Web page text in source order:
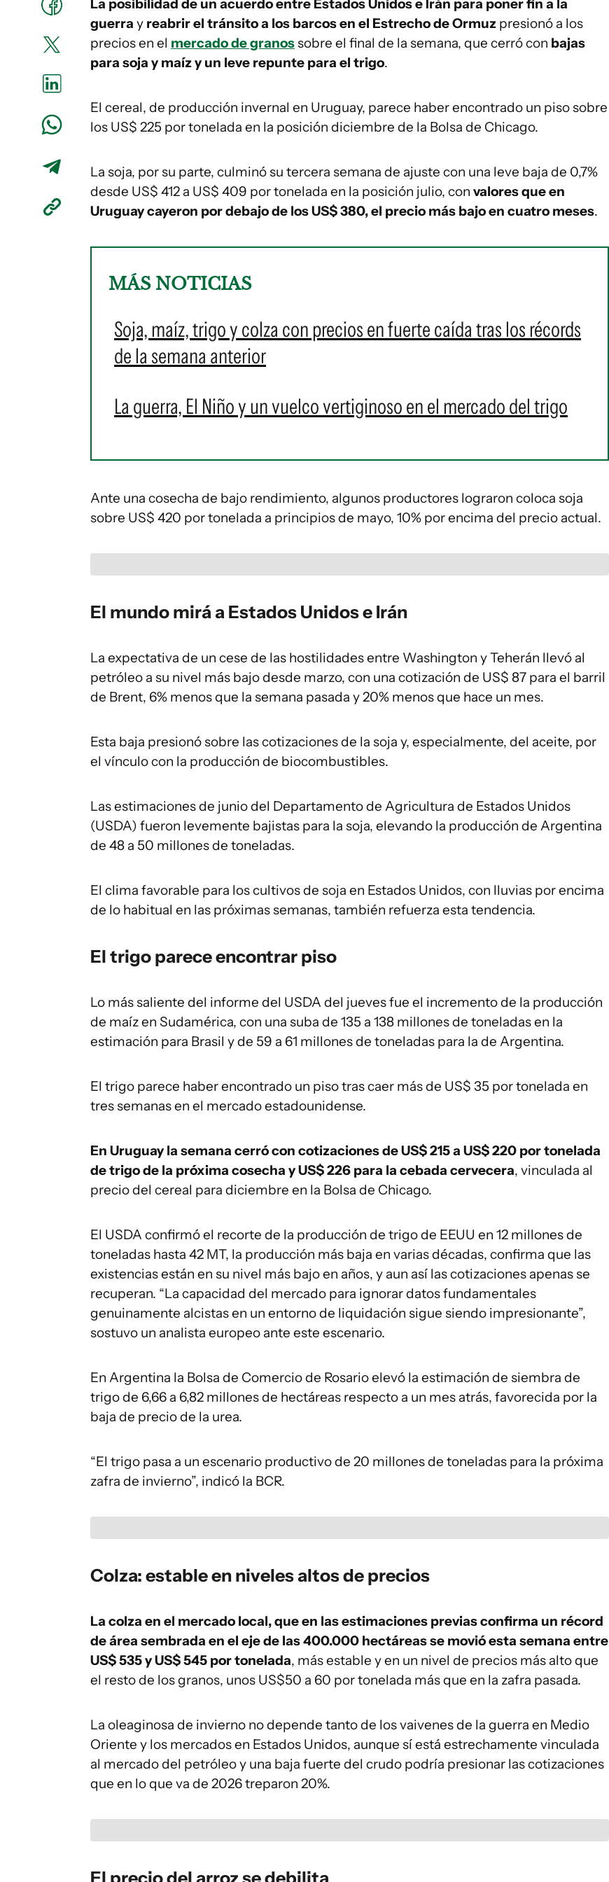
La posibilidad de un acuerdo entre Estados Unidos e Irán para poner fin a la
guerra y reabrir el tránsito a los barcos en el Estrecho de Ormuz presionó a los
precios en el mercado de granossobre el final de la semana, que cerró con bajas
para soja y maíz y un leve repunte para el trigo.
El cereal, de producción invernal en Uruguay, parece haber encontrado un piso sobre
los US$ 225 por tonelada en la posición diciembre de la Bolsa de Chicago.
La soja, por su parte, culminó su tercera semana de ajuste con una leve baja de 0,7%
desde US$ 412 a US$ 409 por tonelada en la posición julio, con valores que en
Uruguay cayeron por debajo de los US$ 380, el precio más bajo en cuatro meses.
MÁS NOTICIAS
Soja, maíz, trigo y colza con precios en fuerte caída tras los récords
de la semana anterior
La guerra, El Niño y un vuelco vertiginoso en el mercado del trigo
Ante una cosecha de bajo rendimiento, algunos productores lograron coloca soja
sobre US$ 420 por tonelada a principios de mayo, 10% por encima del precio actual.
El mundo mirá a Estados Unidos e Irán
La expectativa de un cese de las hostilidades entre Washington y Teherán llevó al
petróleo a su nivel más bajo desde marzo, con una cotización de US$ 87 para el barril
de Brent, 6% menos que la semana pasada y 20% menos que hace un mes.
Esta baja presionó sobre las cotizaciones de la soja y, especialmente, del aceite, por
el vínculo con la producción de biocombustibles.
Las estimaciones de junio del Departamento de Agricultura de Estados Unidos
(USDA) fueron levemente bajistas para la soja, elevando la producción de Argentina
de 48 a 50 millones de toneladas.
El clima favorable para los cultivos de soja en Estados Unidos, con lluvias por encima
de lo habitual en las próximas semanas, también refuerza esta tendencia.
El trigo parece encontrar piso
Lo más saliente del informe del USDA del jueves fue el incremento de la producción
de maíz en Sudamérica, con una suba de 135 a 138 millones de toneladas en la
estimación para Brasil y de 59 a 61 millones de toneladas para la de Argentina.
El trigo parece haber encontrado un piso tras caer más de US$ 35 por tonelada en
tres semanas en el mercado estadounidense.
En Uruguay la semana cerró con cotizaciones de US$ 215 a US$ 220 por tonelada
de trigo de la próxima cosecha y US$ 226 para la cebada cervecera, vinculada al
precio del cereal para diciembre en la Bolsa de Chicago.
El USDA confirmó el recorte de la producción de trigo de EEUU en 12 millones de
toneladas hasta 42 MT, la producción más baja en varias décadas, confirma que las
existencias están en su nivel más bajo en años, y aun así las cotizaciones apenas se
recuperan. “La capacidad del mercado para ignorar datos fundamentales
genuinamente alcistas en un entorno de liquidación sigue siendo impresionante”,
sostuvo un analista europeo ante este escenario.
En Argentina la Bolsa de Comercio de Rosario elevó la estimación de siembra de
trigo de 6,66 a 6,82 millones de hectáreas respecto a un mes atrás, favorecida por la
baja de precio de la urea.
“El trigo pasa a un escenario productivo de 20 millones de toneladas para la próxima
zafra de invierno”, indicó la BCR.
Colza: estable en niveles altos de precios
La colza en el mercado local, que en las estimaciones previas confirma un récord
de área sembrada en el eje de las 400.000 hectáreas se movió esta semana entre
US$ 535 y US$ 545 por tonelada, más estable y en un nivel de precios más alto que
el resto de los granos, unos US$50 a 60 por tonelada más que en la zafra pasada.
La oleaginosa de invierno no depende tanto de los vaivenes de la guerra en Medio
Oriente y los mercados en Estados Unidos, aunque sí está estrechamente vinculada
al mercado del petróleo y una baja fuerte del crudo podría presionar las cotizaciones
que en lo que va de 2026 treparon 20%.
El precio del arroz se debilita